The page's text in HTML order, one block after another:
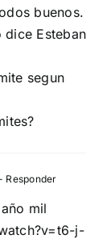
buenos.
Esteban
segun
Responder
mil
j-